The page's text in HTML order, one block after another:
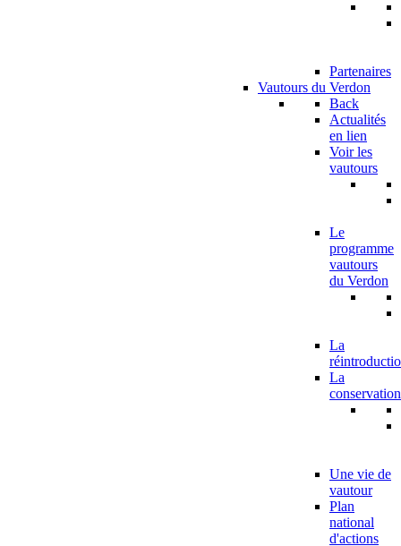
Partenaires
Vautours du Verdon
Back
Actualités
en lien
Voir les
vautours
Le
programme
vautours
du Verdon
La
La
conservation
Une vie de
vautour
Plan
national
d'actions